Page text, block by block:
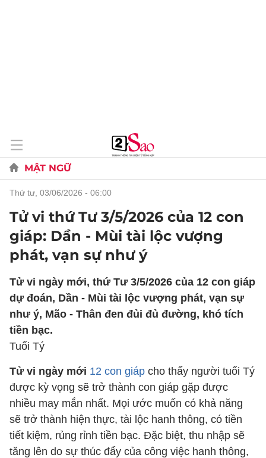
MẬT NGỮ
thứ tư, 03/06/2026 - 06:00
Tử vi thứ Tư 3/5/2026 của 12 con
giáp: Dần - Mùi tài lộc vượng
phát, vạn sự như ý
Tử vi ngày mới, thứ Tư 3/5/2026 của 12 con giáp
dự đoán, Dần - Mùi tài lộc vượng phát, vạn sự
như ý, Mão - Thân đen đủi đủ đường, khó tích
tiền bạc.
Tuổi Tý
Tử vi ngày mới 12 con giáp cho thấy người tuổi Tý
được kỳ vọng sẽ trở thành con giáp gặp được
nhiều may mắn nhất. Mọi ước muốn có khả năng
sẽ trở thành hiện thực, tài lộc hanh thông, có tiền
tiết kiệm, rủng rỉnh tiền bạc. Đặc biệt, thu nhập sẽ
tăng lên do sự thúc đẩy của công việc hanh thông,